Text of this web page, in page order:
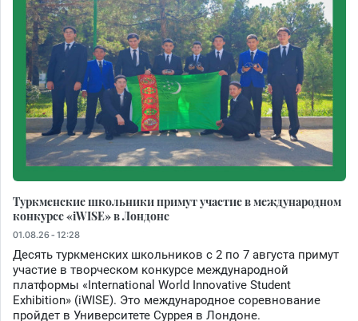
Туркменские школьники примут участие в международном
конкурсе «iWISE» в Лондоне
01.08.26 - 12:28
Десять туркменских школьников с 2 по 7 августа примут
участие в творческом конкурсе международной
платформы «International World Innovative Student
Exhibition» (iWISE). Это международное соревнование
пройдет в Университете Суррея в Лондоне.